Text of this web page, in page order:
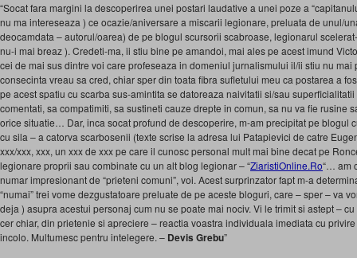
“Socat fara margini la descoperirea unei postari laudative a unei poze a
nu ma intereseaza ) ce ocazie/aniversare a miscarii legionare, preluata de unul/
deocamdata – autorul/oarea) de pe blogul scursorii scabroase, legionarul
nu-i mai breaz ). Credeti-ma, ii stiu bine pe amandoi, mai ales pe acest imund
cei de mai sus dintre voi care profeseaza in domeniul jurnalismului il/ii stiu nu mai
consecinta vreau sa cred, chiar sper din toata fibra sufletului meu ca postarea a
pe acest spatiu cu scarba sus-amintita se datoreaza naivitatii si/sau
comentati, sa compatimiti, sa sustineti cauze drepte in comun, sa nu va fie rusine
orice situatie… Dar, inca socat profund de descoperire, m-am precipitat pe blogul
cu sila – a catorva scarbosenii (texte scrise la adresa lui Patapievici de catre
xxx/xxx, xxx, un xxx de xxx pe care il cunosc personal mult mai bine decat pe
legionare proprii sau combinate cu un alt blog legionar – “ZiaristiOnline.Ro“… am
numar impresionant de “prieteni comuni”, voi. Acest surprinzator fapt m-a
“numai” trei vome dezgustatoare preluate de pe aceste bloguri, care – sper – va
deja ) asupra acestui personaj cum nu se poate mai nociv. Vi le trimit si astept –
cer chiar, din prietenie si apreciere – reactia voastra individuala imediata cu privire
incolo. Multumesc pentru intelegere. – Devis Grebu”